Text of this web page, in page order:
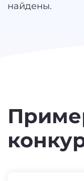
найдены.